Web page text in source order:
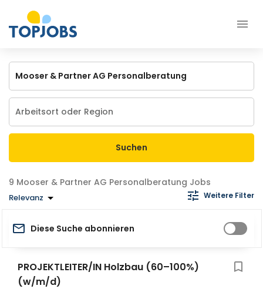
Suchen
Mooser & Partner AG Personalberatung Jobs
Relevanz Weitere Filter
Diese Suche abonnieren
PROJEKTLEITER/IN Holzbau (60–100%)
(w/m/d)